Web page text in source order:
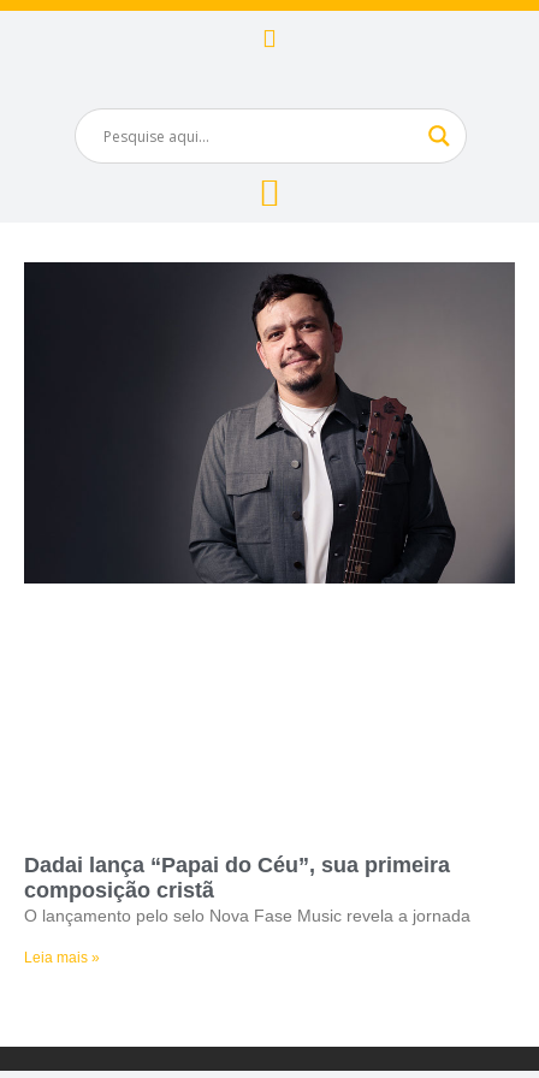
Dadai lança “Papai do Céu”, sua primeira
composição cristã
O lançamento pelo selo Nova Fase Music revela a jornada
Leia mais »